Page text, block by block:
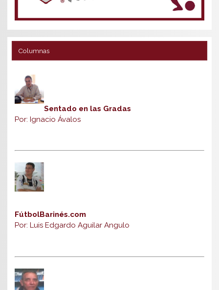
Columnas
Sentado en las Gradas
Por: Ignacio Ávalos
FútbolBarinés.com
Por: Luis Edgardo Aguilar Angulo